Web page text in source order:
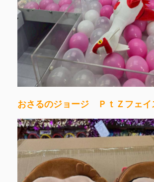
おさるのジョージ ＰｔＺフェイ